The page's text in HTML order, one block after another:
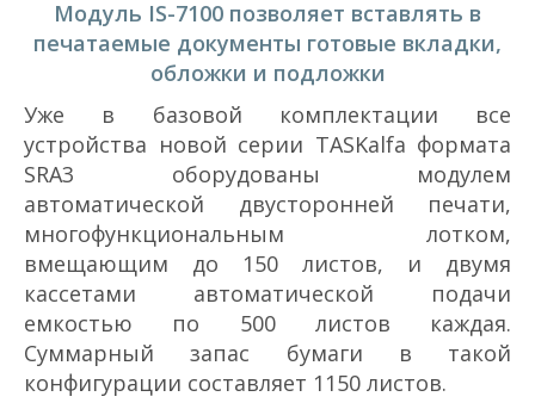
Модуль IS-7100 позволяет вставлять в
печатаемые документы готовые вкладки,
обложки и подложки
Уже в базовой комплектации все
устройства новой серии TASKalfa формата
SRA3 оборудованы модулем
автоматической двусторонней печати,
многофункциональным лотком,
вмещающим до 150 листов, и двумя
кассетами автоматической подачи
емкостью по 500 листов каждая.
Суммарный запас бумаги в такой
конфигурации составляет 1150 листов.